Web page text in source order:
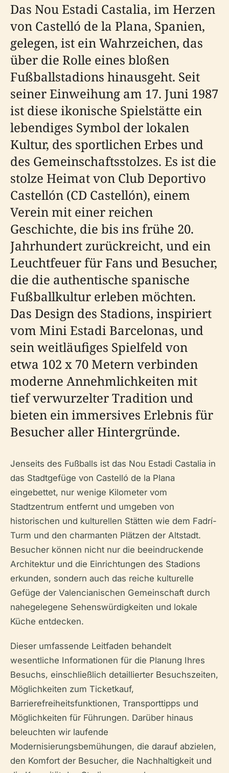
Das Nou Estadi Castalia, im Herzen
von Castelló de la Plana, Spanien,
gelegen, ist ein Wahrzeichen, das
über die Rolle eines bloßen
Fußballstadions hinausgeht. Seit
seiner Einweihung am 17. Juni 1987
ist diese ikonische Spielstätte ein
lebendiges Symbol der lokalen
Kultur, des sportlichen Erbes und
des Gemeinschaftsstolzes. Es ist die
stolze Heimat von Club Deportivo
Castellón (CD Castellón), einem
Verein mit einer reichen
Geschichte, die bis ins frühe 20.
Jahrhundert zurückreicht, und ein
Leuchtfeuer für Fans und Besucher,
die die authentische spanische
Fußballkultur erleben möchten.
Das Design des Stadions, inspiriert
vom Mini Estadi Barcelonas, und
sein weitläufiges Spielfeld von
etwa 102 x 70 Metern verbinden
moderne Annehmlichkeiten mit
tief verwurzelter Tradition und
bieten ein immersives Erlebnis für
Besucher aller Hintergründe.
Jenseits des Fußballs ist das Nou Estadi Castalia in
das Stadtgefüge von Castelló de la Plana
eingebettet, nur wenige Kilometer vom
Stadtzentrum entfernt und umgeben von
historischen und kulturellen Stätten wie dem Fadrí-
Turm und den charmanten Plätzen der Altstadt.
Besucher können nicht nur die beeindruckende
Architektur und die Einrichtungen des Stadions
erkunden, sondern auch das reiche kulturelle
Gefüge der Valencianischen Gemeinschaft durch
nahegelegene Sehenswürdigkeiten und lokale
Küche entdecken.
Dieser umfassende Leitfaden behandelt
wesentliche Informationen für die Planung Ihres
Besuchs, einschließlich detaillierter Besuchszeiten,
Möglichkeiten zum Ticketkauf,
Barrierefreiheitsfunktionen, Transporttipps und
Möglichkeiten für Führungen. Darüber hinaus
beleuchten wir laufende
Modernisierungsbemühungen, die darauf abzielen,
den Komfort der Besucher, die Nachhaltigkeit und